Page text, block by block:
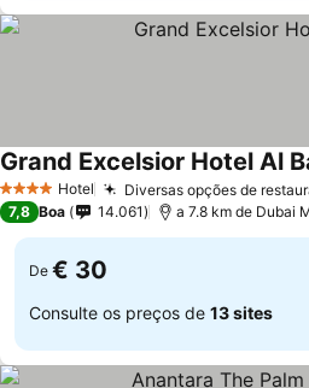
4 EstrelasHotel Diversas opções de
Grand Excelsior Hotel Al
7,8 Boa 14.061 a 7.8 km de Dubai
De € 30
Consulte os preços de 13 sites